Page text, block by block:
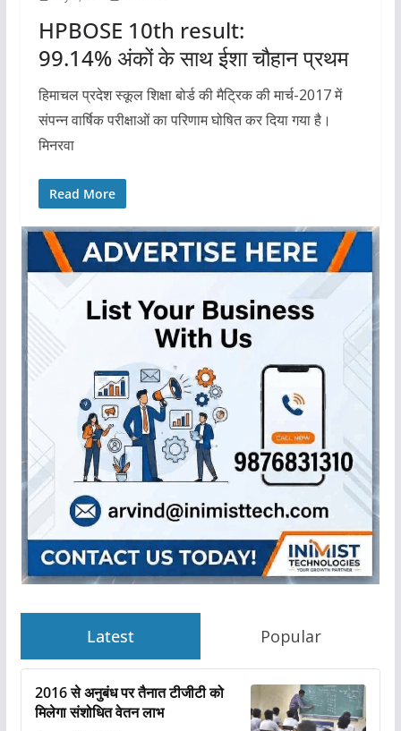
HPBOSE 10th result:
99.14% अंकों के साथ ईशा चौहान प्रथम
हिमाचल प्रदेश स्कूल शिक्षा बोर्ड की मैट्रिक की मार्च-2017 में
संपन्न वार्षिक परीक्षाओं का परिणाम घोषित कर दिया गया है।
मिनरवा
Read More
Latest Popular
2016 से अनुबंध पर तैनात टीजीटी को
मिलेगा संशोधित वेतन लाभ